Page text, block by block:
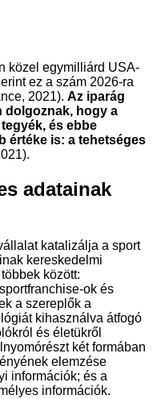
közel egymilliárd USA-
ez a szám 2026-ra
2021). Az iparág
dolgoznak, hogy a
és ebbe
értéke is: a tehetséges
adatainak
katalizálja a sport
kereskedelmi
között:
ok és
a szereplők a
kihasználva átfogó
és életükről
két formában
elemzése
információk; és a
információk.